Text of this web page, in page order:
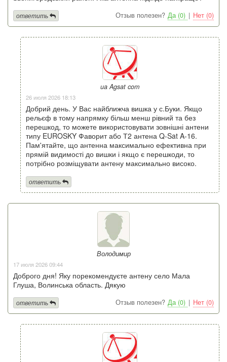
Отзыв полезен? Да (0) | Нет (0)
ответить
ua Agsat com
26 июля 2026 18:13
Добрий день. У Вас найближча вишка у с.Буки. Якщо
рельєф в тому напрямку більш менш рівний та без
перешкод, то можете використовувати зовнішні антени
типу EUROSKY Фаворит або Т2 антена Q-Sat A-16.
Пам'ятайте, що антенна максимально ефективна при
прямій видимості до вишки і якщо є перешкоди, то
потрібно розміщувати антену максимально високо.
ответить
Володимир
17 июля 2026 09:44
Доброго дня! Яку порекомендуєте антену село Мала
Глуша, Волинська область. Дякую
Отзыв полезен? Да (0) | Нет (0)
ответить